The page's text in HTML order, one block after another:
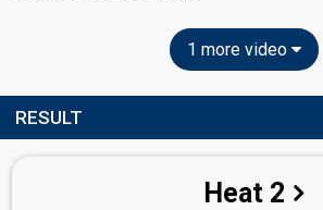
1 more video
RESULT
Heat 2